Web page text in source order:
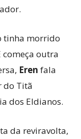
tinha morrido
começa outra
Eren fala
do Titã
dos Eldianos.
da reviravolta,